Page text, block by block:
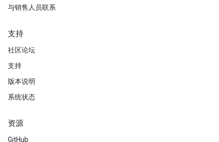
与销售人员联系
支持
社区论坛
支持
版本说明
系统状态
资源
GitHub